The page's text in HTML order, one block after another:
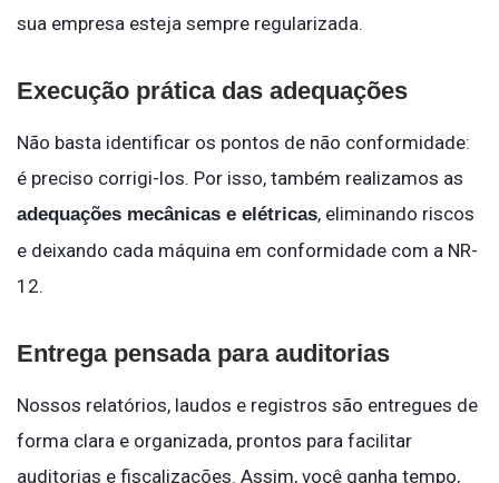
sua empresa esteja sempre regularizada.
Execução prática das adequações
Não basta identificar os pontos de não conformidade:
é preciso corrigi-los. Por isso, também realizamos as
adequações mecânicas e elétricas, eliminando riscos
e deixando cada máquina em conformidade com a NR-
12.
Entrega pensada para auditorias
Nossos relatórios, laudos e registros são entregues de
forma clara e organizada, prontos para facilitar
auditorias e fiscalizações. Assim, você ganha tempo,